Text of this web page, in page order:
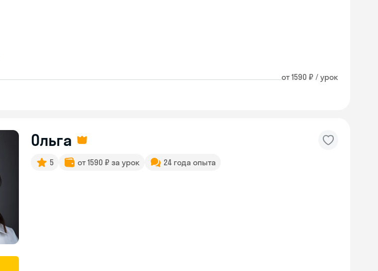
от 1590 ₽ / урок
Ольга
5 от 1590 ₽ за урок 24 года опыта